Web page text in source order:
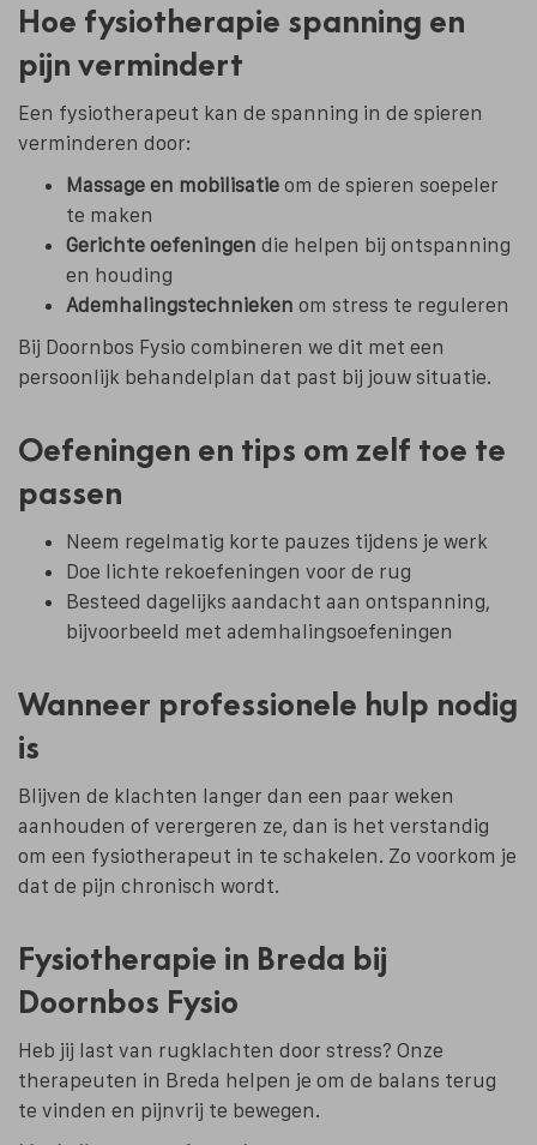
Hoe fysiotherapie spanning en
pijn vermindert
Een fysiotherapeut kan de spanning in de spieren
verminderen door:
Massage en mobilisatie om de spieren soepeler
te maken
Gerichte oefeningen die helpen bij ontspanning
en houding
Ademhalingstechnieken om stress te reguleren
Bij Doornbos Fysio combineren we dit met een
persoonlijk behandelplan dat past bij jouw situatie.
Oefeningen en tips om zelf toe te
passen
Neem regelmatig korte pauzes tijdens je werk
Doe lichte rekoefeningen voor de rug
Besteed dagelijks aandacht aan ontspanning,
bijvoorbeeld met ademhalingsoefeningen
Wanneer professionele hulp nodig
is
Blijven de klachten langer dan een paar weken
aanhouden of verergeren ze, dan is het verstandig
om een fysiotherapeut in te schakelen. Zo voorkom je
dat de pijn chronisch wordt.
Fysiotherapie in Breda bij
Doornbos Fysio
Heb jij last van rugklachten door stress? Onze
therapeuten in Breda helpen je om de balans terug
te vinden en pijnvrij te bewegen.